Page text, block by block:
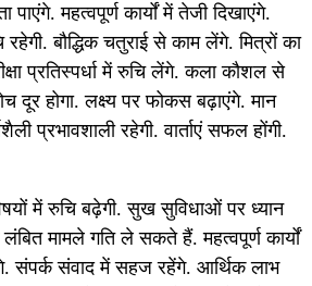
महत्वपूर्ण कार्यों में तेजी दिखाएंगे.
रहेगी. बौद्धिक चतुराई से काम लेंगे. मित्रों का
प्रतिस्पर्धा में रुचि लेंगे. कला कौशल से
दूर होगा. लक्ष्य पर फोकस बढ़ाएंगे. मान
प्रभावशाली रहेगी. वार्ताएं सफल होंगी.
में रुचि बढ़ेगी. सुख सुविधाओं पर ध्यान
मामले गति ले सकते हैं. महत्वपूर्ण कार्यों
संपर्क संवाद में सहज रहेंगे. आर्थिक लाभ